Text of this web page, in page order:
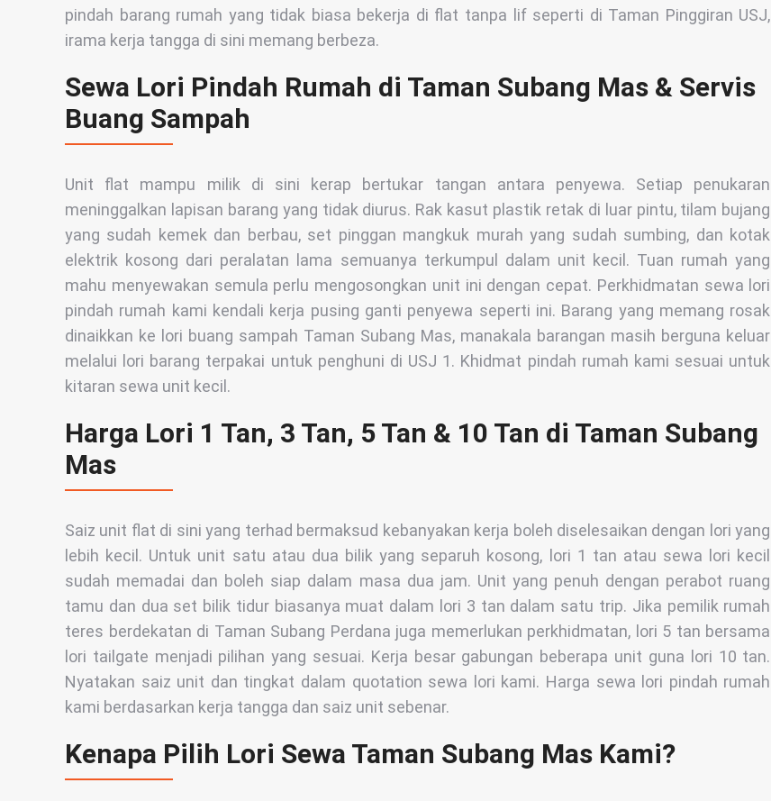
pindah barang rumah yang tidak biasa bekerja di flat tanpa lif seperti di Taman Pinggiran USJ,
irama kerja tangga di sini memang berbeza.
Sewa Lori Pindah Rumah di Taman Subang Mas & Servis
Buang Sampah
Unit flat mampu milik di sini kerap bertukar tangan antara penyewa. Setiap penukaran
meninggalkan lapisan barang yang tidak diurus. Rak kasut plastik retak di luar pintu, tilam bujang
yang sudah kemek dan berbau, set pinggan mangkuk murah yang sudah sumbing, dan kotak
elektrik kosong dari peralatan lama semuanya terkumpul dalam unit kecil. Tuan rumah yang
mahu menyewakan semula perlu mengosongkan unit ini dengan cepat. Perkhidmatan sewa lori
pindah rumah kami kendali kerja pusing ganti penyewa seperti ini. Barang yang memang rosak
dinaikkan ke lori buang sampah Taman Subang Mas, manakala barangan masih berguna keluar
melalui lori barang terpakai untuk penghuni di USJ 1. Khidmat pindah rumah kami sesuai untuk
kitaran sewa unit kecil.
Harga Lori 1 Tan, 3 Tan, 5 Tan & 10 Tan di Taman Subang
Mas
Saiz unit flat di sini yang terhad bermaksud kebanyakan kerja boleh diselesaikan dengan lori yang
lebih kecil. Untuk unit satu atau dua bilik yang separuh kosong, lori 1 tan atau sewa lori kecil
sudah memadai dan boleh siap dalam masa dua jam. Unit yang penuh dengan perabot ruang
tamu dan dua set bilik tidur biasanya muat dalam lori 3 tan dalam satu trip. Jika pemilik rumah
teres berdekatan di Taman Subang Perdana juga memerlukan perkhidmatan, lori 5 tan bersama
lori tailgate menjadi pilihan yang sesuai. Kerja besar gabungan beberapa unit guna lori 10 tan.
Nyatakan saiz unit dan tingkat dalam quotation sewa lori kami. Harga sewa lori pindah rumah
kami berdasarkan kerja tangga dan saiz unit sebenar.
Kenapa Pilih Lori Sewa Taman Subang Mas Kami?